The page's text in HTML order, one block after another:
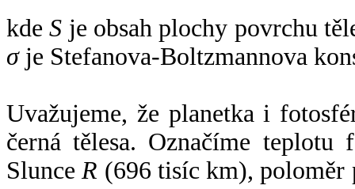
kdeS je obsah plochy povrchu
σje Stefanova-Boltzmannova
Uvažujeme, že planetka i
černá tělesa. Označíme
SlunceR (696 tisíc km),